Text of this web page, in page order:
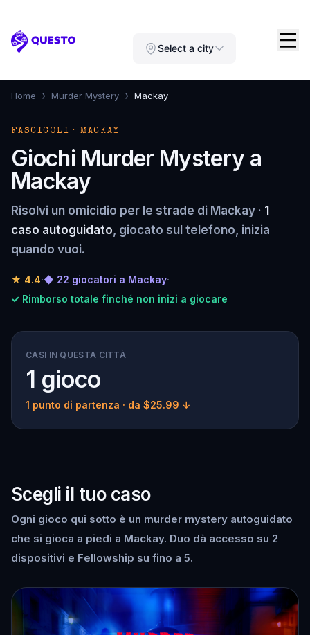
Questo Select a city
Home › Murder Mystery › Mackay
FASCICOLI · MACKAY
Giochi Murder Mystery a
Mackay
Risolvi un omicidio per le strade di Mackay · 1
caso autoguidato, giocato sul telefono, inizia
quando vuoi.
★ 4.4·◆ 22 giocatori a Mackay·
✓ Rimborso totale finché non inizi a giocare
CASI IN QUESTA CITTÀ
1 gioco
1 punto di partenza · da $25.99 ↓
Scegli il tuo caso
Ogni gioco qui sotto è un murder mystery autoguidato
che si gioca a piedi a Mackay. Duo dà accesso su 2
dispositivi e Fellowship su fino a 5.